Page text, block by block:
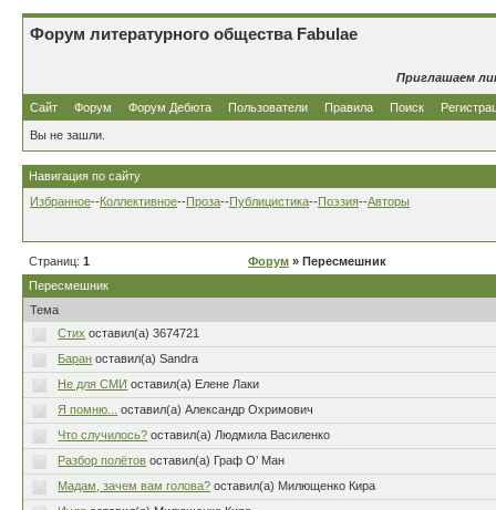
Форум литературного общества Fabulae
Приглашаем
Сайт Форум Форум Дебюта Пользователи Правила Поиск
Вы не зашли.
Навигация по сайту
Избранное--Коллективное--Проза--Публицистика--Поэзия--Авторы
Страниц: 1 Форум » Пересмешник
Пересмешник
Тема
Стих оставил(а) 3674721
Баран оставил(а) Sandra
Не для СМИ оставил(а) Елене Лаки
Я помню...
оставил(а) Александр Охримович
Что случилось? оставил(а) Людмила Василенко
Разбор полётов оставил(а) Граф О’ Ман
Мадам, зачем вам голова? оставил(а) Милющенко Кира